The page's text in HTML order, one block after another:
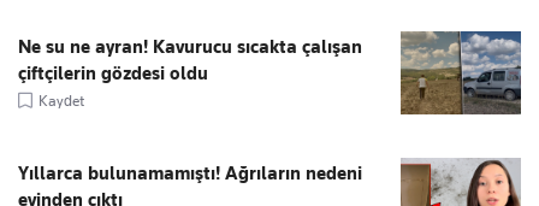
Ne su ne ayran! Kavurucu sıcakta çalışan
çiftçilerin gözdesi oldu
Kaydet
Yıllarca bulunamamıştı! Ağrıların nedeni
evinden çıktı